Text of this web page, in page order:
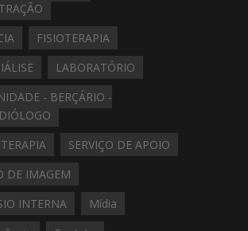
FISIOTERAPIA
LABORATÓRIO
- BERÇÁRIO -
SERVIÇO DE APOIO
DE IMAGEM
INTERNA
Mídia